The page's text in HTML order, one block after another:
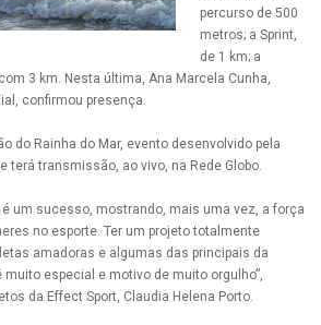
percurso de 500
metros; a Sprint,
de 1 km; a
3 km. Nesta última, Ana Marcela Cunha,
confirmou presença.
do Rainha do Mar, evento desenvolvido pela
terá transmissão, ao vivo, na Rede Globo.
é um sucesso, mostrando, mais uma vez, a força
no esporte. Ter um projeto totalmente
amadoras e algumas das principais da
especial e motivo de muito orgulho”,
da Effect Sport, Claudia Helena Porto.